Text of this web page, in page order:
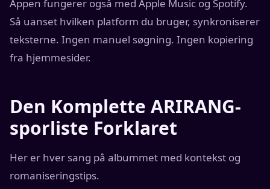
Appen fungerer også med Apple Music og Spotify.
Så uanset hvilken platform du bruger, synkroniserer
teksterne. Ingen manuel søgning. Ingen kopiering
fra hjemmesider.
Den Komplette ARIRANG-
sporliste Forklaret
Her er hver sang på albummet med kontekst og
romaniseringstips.